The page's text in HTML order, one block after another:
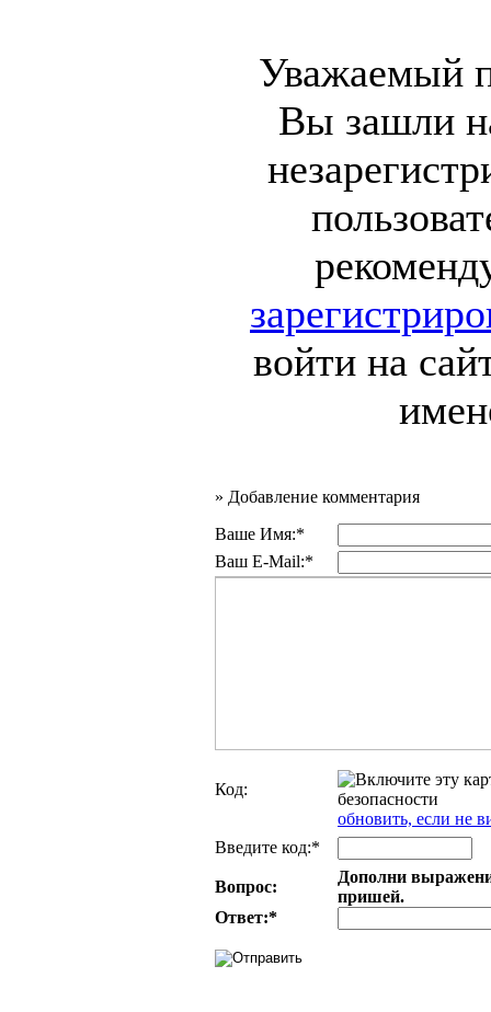
Уважаемый
Вы зашли
войти на
» Добавление комментария
Ваше Имя:*
Ваш E-Mail:*
Код:
обновить, если не
Введите код:*
Вопрос:
Дополни
пришей.
Ответ:*